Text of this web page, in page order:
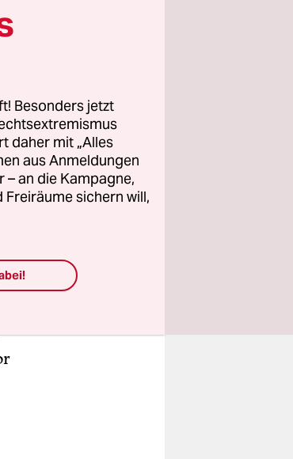
Besonders jetzt
daher mit „Alles
aus Anmeldungen
– an die Kampagne,
sichern will,